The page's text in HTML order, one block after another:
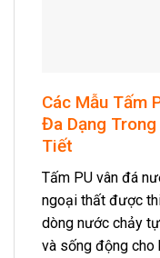
Các Mẫu Tấm
Đa Dạng
Tiết
Tấm PU vân đá
ngoại thất được
dòng nước chảy
và sống động cho